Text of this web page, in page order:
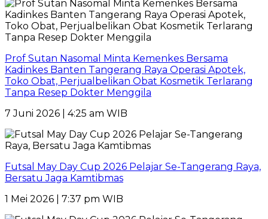
Prof Sutan Nasomal Minta Kemenkes Bersama
Kadinkes Banten Tangerang Raya Operasi Apotek,
Toko Obat, Perjualbelikan Obat Kosmetik Terlarang
Tanpa Resep Dokter Menggila
7 Juni 2026 | 4:25 am WIB
Futsal May Day Cup 2026 Pelajar Se-Tangerang Raya,
Bersatu Jaga Kamtibmas
1 Mei 2026 | 7:37 pm WIB